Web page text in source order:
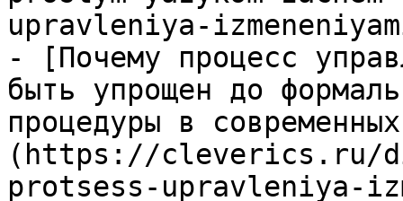
upravleniya-
- [Почему процесс
быть упрощен до
процедуры в
(https://cleverics.ru/
protsess-upravleniya-